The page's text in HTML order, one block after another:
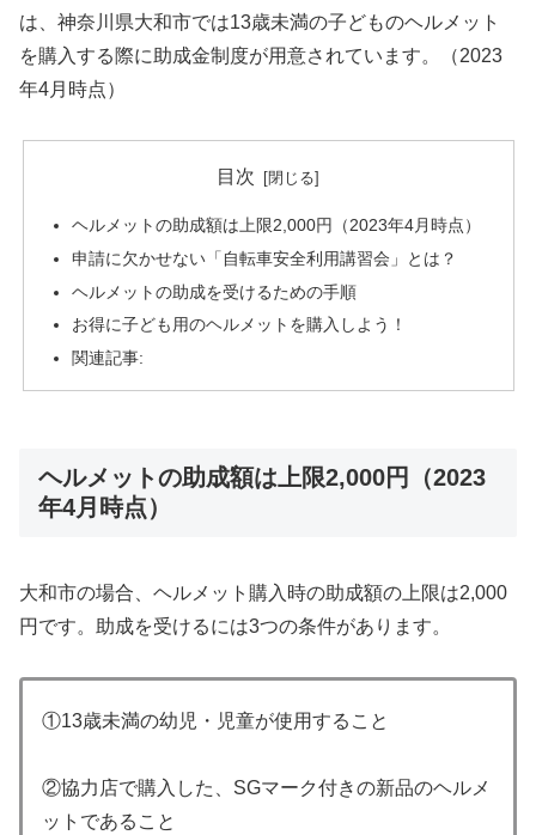
は、神奈川県大和市では13歳未満の子どものヘルメット
を購入する際に助成金制度が用意されています。（2023
年4月時点）
目次
ヘルメットの助成額は上限2,000円（2023年4月時点）
申請に欠かせない「自転車安全利用講習会」とは？
ヘルメットの助成を受けるための手順
お得に子ども用のヘルメットを購入しよう！
関連記事:
ヘルメットの助成額は上限2,000円（2023
年4月時点）
大和市の場合、ヘルメット購入時の助成額の上限は2,000
円です。助成を受けるには3つの条件があります。
①13歳未満の幼児・児童が使用すること
②協力店で購入した、SGマーク付きの新品のヘルメ
ットであること